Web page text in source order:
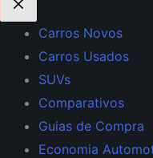
resultados
Carros Novos
Carros Usados
SUVs
Comparativos
Guias de Compra
Economia